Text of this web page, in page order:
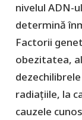
nivelul ADN-
determină
Factorii
obezitatea,
radiațiile, la
cauzele